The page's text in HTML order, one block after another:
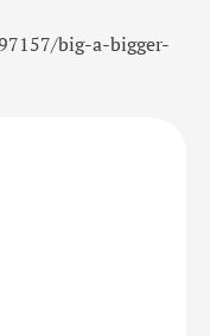
big-a-bigger-